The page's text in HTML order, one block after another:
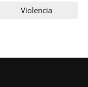
Violencia